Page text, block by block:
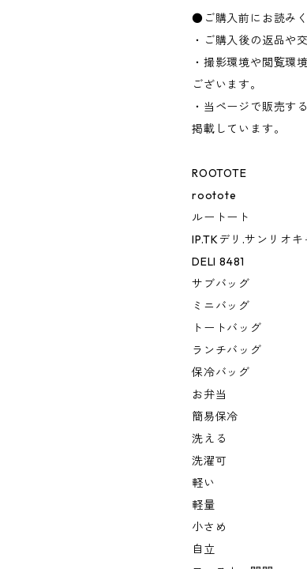
●ご購入前にお読み
・ご購入後の返品や
・撮影環境や閲覧環
ございます。
・当ページで販売す
掲載しています。
ROOTOTE
rootote
ルートート
IP.TKデリ.サンリオ
DELI 8481
サブバッグ
ミニバッグ
トートバッグ
ランチバッグ
保冷バッグ
お弁当
簡易保冷
洗える
洗濯可
軽い
軽量
小さめ
自立